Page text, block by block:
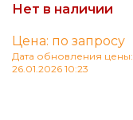
Нет в наличии
Цена: по запросу
Дата обновления цены:
26.01.2026 10:23